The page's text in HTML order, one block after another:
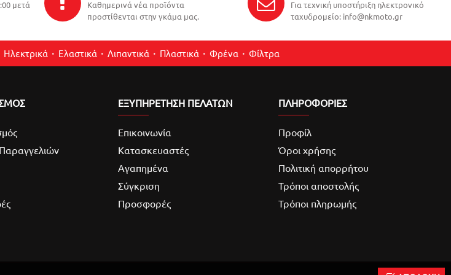
μετά
Καθημερινά νέα προϊόντα
προστίθενται στην γκάμα μας.
Για τεχνική υποστήριξη ηλεκτρονικό
ταχυδρομείο: info@nkmoto.gr
Ηλεκτρικά Ελαστικά Λιπαντικά Πλαστικά Φρένα Φίλτρα
ΕΞΥΠΗΡΕΤΗΣΗ ΠΕΛΑΤΩΝ
Επικοινωνία
Κατασκευαστές
Αγαπημένα
Σύγκριση
Προσφορές
ΠΛΗΡΟΦΟΡΙΕΣ
Προφίλ
Όροι χρήσης
Πολιτική απορρήτου
Τρόποι αποστολής
Τρόποι πληρωμής